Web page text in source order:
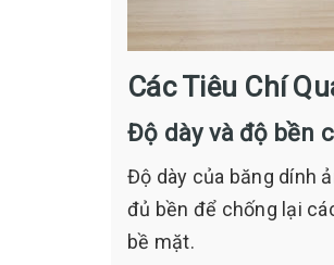
Các Tiêu Chí
Độ dày và độ bền
Độ dày của băng dính
đủ bền để chống lại
bề mặt.